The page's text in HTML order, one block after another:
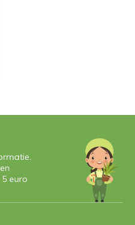
euro